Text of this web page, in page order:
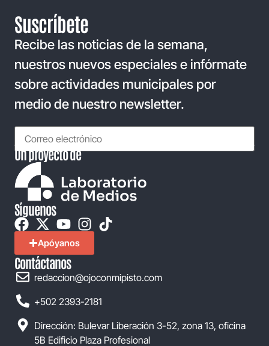
Suscríbete
Recibe las noticias de la semana,
nuestros nuevos especiales e infórmate
sobre actividades municipales por
medio de nuestro newsletter.
Un proyecto de
Síguenos
Apóyanos
Contáctanos
redaccion@ojoconmipisto.com
+502 2393-2181
Dirección: Bulevar Liberación 3-52, zona 13, oficina
5B Edificio Plaza Profesional